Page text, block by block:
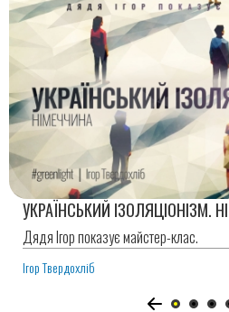
УКРАЇНСЬКИЙ ІЗОЛЯЦІОНІЗМ.
Дядя Ігор показує майстер-клас.
Ігор Твердохліб